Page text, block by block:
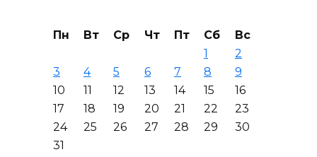
Пн Вт Ср Чт Пт Сб
Вс
1
2
3
4 5 6 7 8
9
10
11 12 13 14 15
16
17
18 19 20 21 22
23
24
25 26 27 28 29
30
31